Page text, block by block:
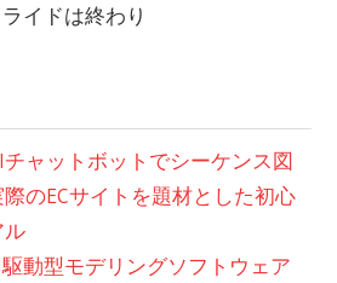
イドは終わり
ャットボットでシーケンス図
のECサイトを題材とした初心
ル
動型モデリングソフトウェア